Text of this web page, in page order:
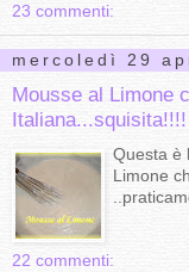
23 commenti:
mercoledì 29
Mousse al Limone
Italiana...squisita!!!!
Questa è
Limone
22 commenti: